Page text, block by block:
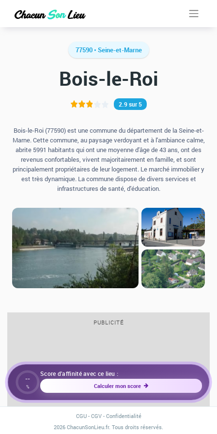
77590 • Seine-et-Marne
Bois-le-Roi
2.9 sur 5
Bois-le-Roi (77590) est une commune du département de la Seine-et-
Marne. Cette commune, au paysage verdoyant et à l'ambiance calme,
abrite 5991 habitants qui ont une moyenne d'âge de 43 ans, ont des
revenus confortables, vivent majoritairement en famille, et sont
principalement propriétaires de leur logement. Le marché immobilier y
est très dynamique. La commune dispose de divers services et
infrastructures de santé, d'éducation.
PUBLICITÉ
--
%
Score d'affinité avec ce lieu :
Calculer mon score
CGU- CGV- Confidentialité
2026 ChacunSonLieu.fr. Tous droits réservés.